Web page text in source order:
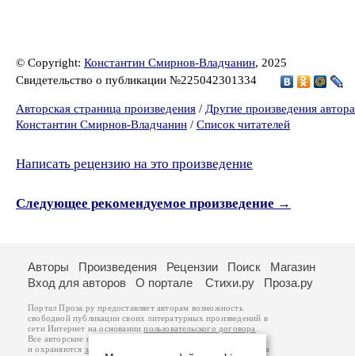
© Copyright: Константин Смирнов-Владчанин, 2025
Свидетельство о публикации №225042301334
Авторская страница произведения / Другие произведения автора
Константин Смирнов-Владчанин / Список читателей
Написать рецензию на это произведение
Следующее рекомендуемое произведение →
Авторы Произведения Рецензии Поиск
Магазин
Вход для авторов
О портале Стихи.ру Проза.ру
Портал Проза.ру предоставляет авторам возможность
свободной публикации своих литературных произведений в
сети Интернет на основаниипользовательского договора
Все авторские права на произведения принадлежат авторам
и охраняются законом
. Перепечатка произведений возможна